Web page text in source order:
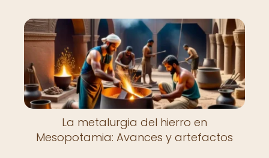
La metalurgia del hierro en
Mesopotamia: Avances y artefactos